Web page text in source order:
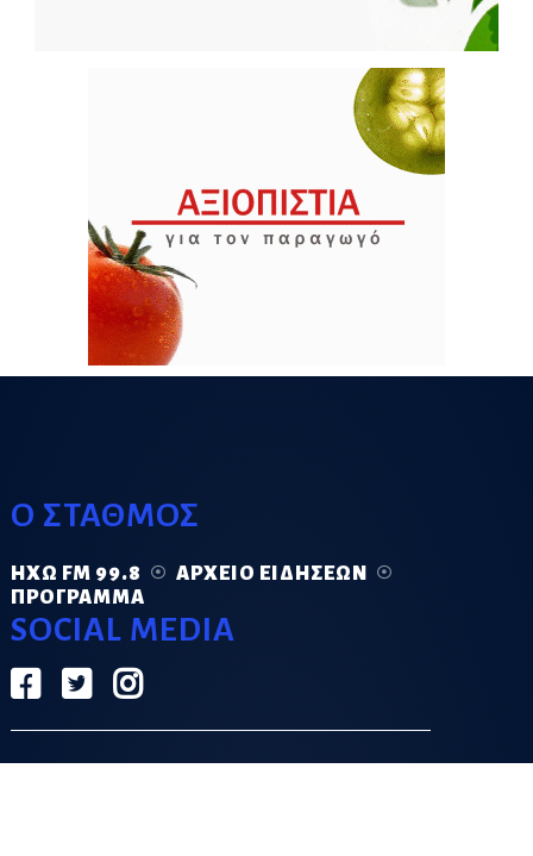
Ο ΣΤΑΘΜΟΣ
ΗΧΏ FM 99.8
ΑΡΧΕΊΟ ΕΙΔΉΣΕΩΝ
ΠΡΌΓΡΑΜΜΑ
SOCIAL MEDIA